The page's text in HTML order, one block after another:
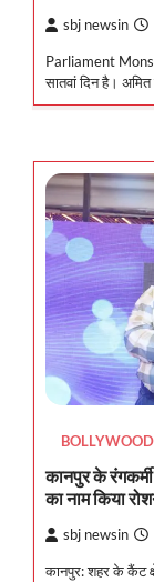
sbj newsin
Parliament
सातवां दिन है।
कानपुर के
का नाम किया
sbj newsin
कानपुर: शहर के कैंट